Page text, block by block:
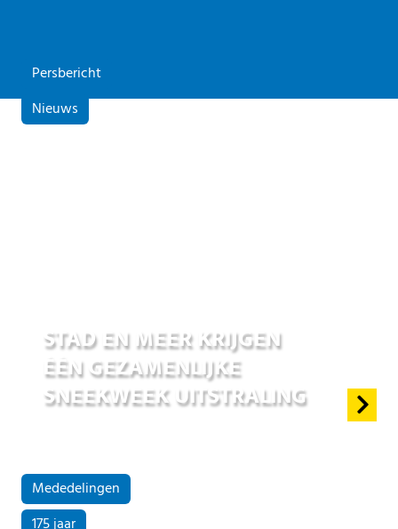
Persbericht
Nieuws
STAD EN MEER KRIJGEN
ÉÉN GEZAMENLIJKE
SNEEKWEEK UITSTRALING
Mededelingen